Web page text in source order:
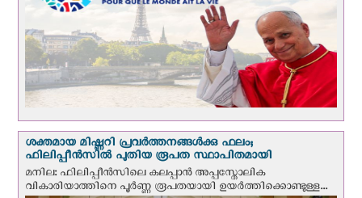
ശക്തമായ മിഷ്ണറി പ്രവർത്തനങ്ങൾക്കു ഫലം;
ഫിലിപ്പീൻസിൽ പുതിയ രൂപത സ്ഥാപിതമായി
മനില: ഫിലിപ്പീൻസിലെ കലപ്പാൻ അപ്പസ്തോലിക
വികാരിയാത്തിനെ പൂർണ്ണ രൂപതയായി ഉയർത്തിക്കൊണ്ടുള്ള...